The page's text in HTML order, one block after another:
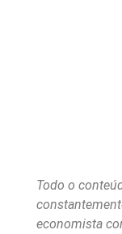
Todo o
economista